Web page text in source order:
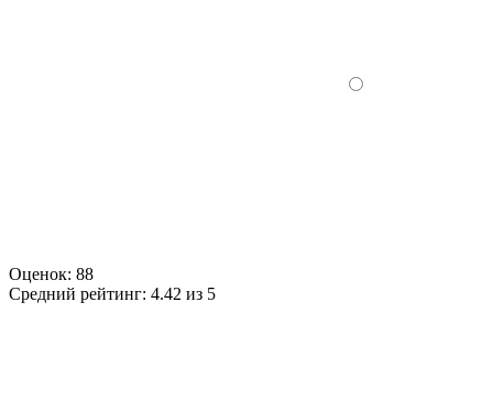
Оценок: 88
Средний рейтинг: 4.42 из 5